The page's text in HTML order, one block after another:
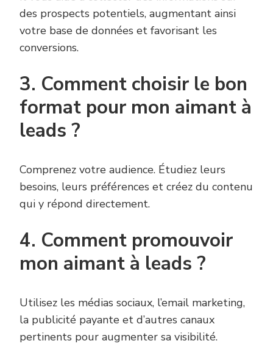
des prospects potentiels, augmentant ainsi
votre base de données et favorisant les
conversions.
3. Comment choisir le bon
format pour mon aimant à
leads ?
Comprenez votre audience. Étudiez leurs
besoins, leurs préférences et créez du contenu
qui y répond directement.
4. Comment promouvoir
mon aimant à leads ?
Utilisez les médias sociaux, l’email marketing,
la publicité payante et d’autres canaux
pertinents pour augmenter sa visibilité.